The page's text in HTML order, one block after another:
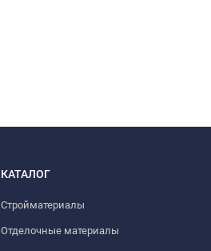
КАТАЛОГ
Стройматериалы
Отделочные материалы